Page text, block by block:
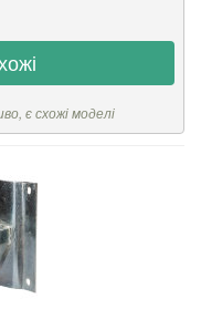
є схожі моделі